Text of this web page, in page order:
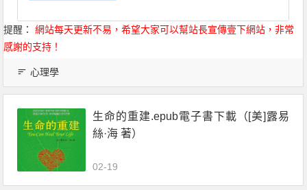
提醒：
網站每天更新不易，希望大家可以幫站長宣傳壹下網站，非常
感謝的支持！
心理學
生命的重建.epub電子書下載（[美]露易
絲·海 著）
02-19